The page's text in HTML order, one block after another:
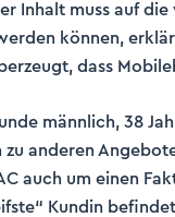
Inhalt muss auf
können,
dass
männlich, 38
zu anderen
auch um einen
Kundin